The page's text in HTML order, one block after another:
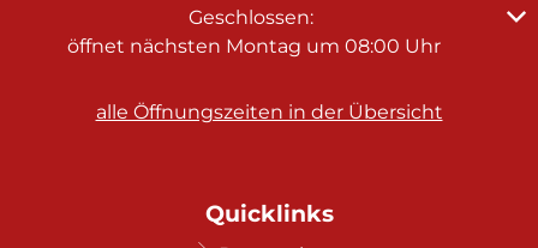
Klicken, um weitere Öffnungs- oder Schließzeiten
Geschlossen:
öffnet nächsten Montag um 08:00 Uhr
alle Öffnungszeiten in der Übersicht
Quicklinks